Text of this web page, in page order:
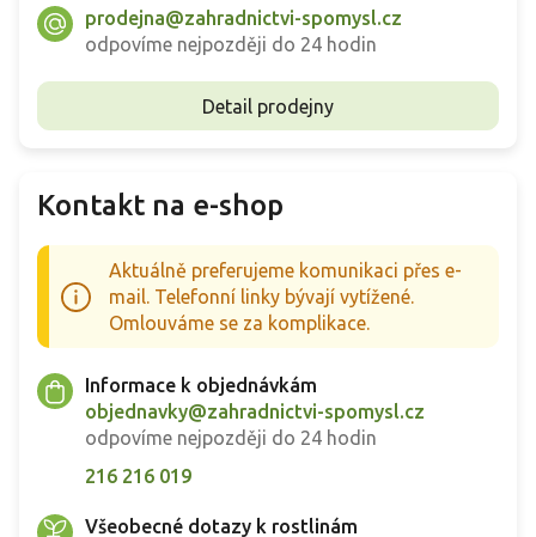
prodejna@zahradnictvi-spomysl.cz
odpovíme nejpozději do 24 hodin
Detail prodejny
Kontakt na e-shop
Aktuálně preferujeme komunikaci přes e-
mail. Telefonní linky bývají vytížené.
Omlouváme se za komplikace.
Informace k objednávkám
objednavky@zahradnictvi-spomysl.cz
odpovíme nejpozději do 24 hodin
216 216 019
Všeobecné dotazy k rostlinám